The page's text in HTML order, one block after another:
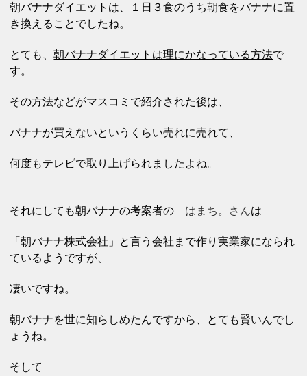
朝バナナダイエットは、１日３食のうち朝食をバナナに置
き換えることでしたね。
とても、朝バナナダイエットは理にかなっている方法で
す。
その方法などがマスコミで紹介された後は、
バナナが買えないというくらい売れに売れて、
何度もテレビで取り上げられましたよね。
それにしても朝バナナの考案者の はまち。さんは
「朝バナナ株式会社」と言う会社まで作り実業家になられ
ているようですが、
凄いですね。
朝バナナを世に知らしめたんですから、 とても賢いんでし
ょうね。
そして